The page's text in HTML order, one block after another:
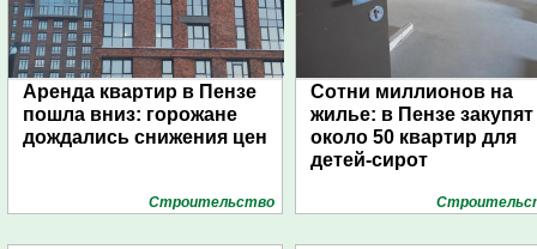
Аренда квартир в Пензе
пошла вниз: горожане
дождались снижения цен
Строительство
Сотни миллионов на
жилье: в Пензе закупят
около 50 квартир для
детей-сирот